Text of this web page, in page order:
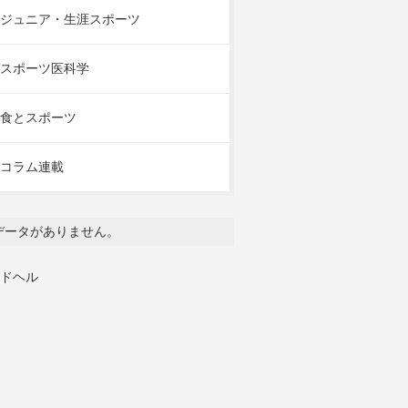
ジュニア・生涯スポーツ
スポーツ医科学
食とスポーツ
コラム連載
タがありません。